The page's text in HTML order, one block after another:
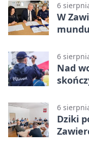
6
W
6
Nad
6
Dziki